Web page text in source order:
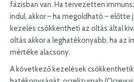
fázisban van. Ha tervezetten
indul, akkor – ha megoldható – előtte
kezelés csökkentheti az oltás által
oltás akkor a leghatékonyabb, ha az
mértéke alacsony.
A következő kezelések